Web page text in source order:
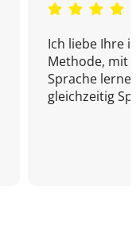
Ich liebe Ihre
Methode, mit
Sprache
gleichzeitig